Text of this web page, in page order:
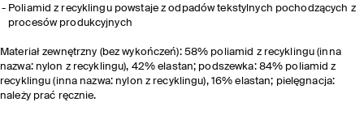
Poliamid z recyklingu powstaje z odpadów tekstylnych pochodzących z
procesów produkcyjnych
Materiał zewnętrzny (bez wykończeń): 58% poliamid z recyklingu (inna
nazwa: nylon z recyklingu), 42% elastan; podszewka: 84% poliamid z
recyklingu (inna nazwa: nylon z recyklingu), 16% elastan; pielęgnacja:
należy prać ręcznie.